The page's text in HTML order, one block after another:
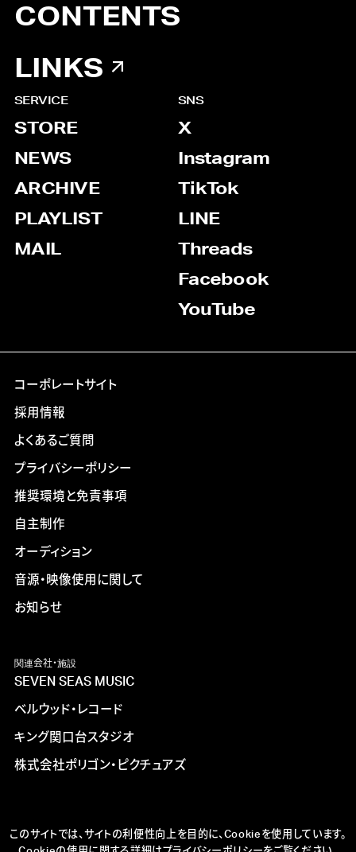
CONTENTS
LINKS
SERVICE
STORE
NEWS
ARCHIVE
PLAYLIST
MAIL
SNS
X
Instagram
TikTok
LINE
Threads
Facebook
YouTube
コーポレートサイト
採用情報
よくあるご質問
プライバシーポリシー
推奨環境と免責事項
自主制作
オーディション
音源・映像使用に関して
お知らせ
関連会社・施設
SEVEN SEAS MUSIC
ベルウッド・レコード
キング関口台スタジオ
株式会社ポリゴン・ピクチュアズ
このサイトでは、サイトの利便性向上を目的に、Cookieを使用しています。